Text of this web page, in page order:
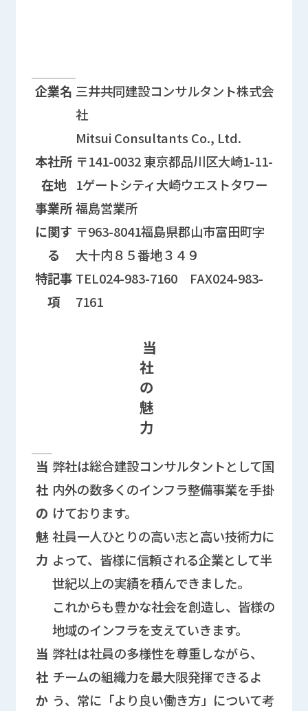
企業情報に関する情報欄
企業名 三井共同建設コンサルタント株式会
社
Mitsui Consultants Co., Ltd.
本社所
在地
〒141-0032 東京都品川区大崎1-11-
1ゲートシティ大崎ウエストタワー
事業所
に関す
る
特記事
項
福島営業所
〒963-8041福島県郡山市富田町字
大十内８５番地３４９
TEL024-983-7160 FAX024-983-
7161
当
社
の
魅
力
企業PRに関する情報欄
当
社
の
魅
力
弊社は総合建設コンサルタントとして国
内外の数多くのインフラ整備事業を手掛
けております。
社員一人ひとりの高い志と高い技術力に
よって、皆様に信頼される企業として半
世紀以上の実績を積んできました。
これからも豊かな社会を創造し、皆様の
地域のインフラを支えていきます。
当
社
か
弊社は社員の多様性を尊重しながら、
チームの組織力を最大限発揮できるよ
う、常に「より良い働き方」について考